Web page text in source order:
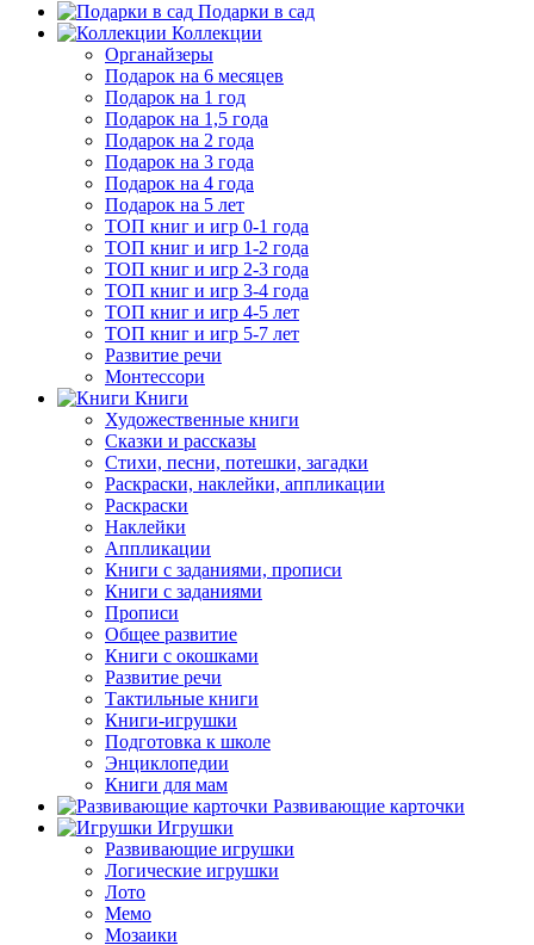
Подарки в сад
Коллекции
Органайзеры
Подарок на 6 месяцев
Подарок на 1 год
Подарок на 1,5 года
Подарок на 2 года
Подарок на 3 года
Подарок на 4 года
Подарок на 5 лет
ТОП книг и игр 0-1 года
ТОП книг и игр 1-2 года
ТОП книг и игр 2-3 года
ТОП книг и игр 3-4 года
ТОП книг и игр 4-5 лет
ТОП книг и игр 5-7 лет
Развитие речи
Монтессори
Книги
Художественные книги
Сказки и рассказы
Стихи, песни, потешки, загадки
Раскраски, наклейки, аппликации
Раскраски
Наклейки
Аппликации
Книги с заданиями, прописи
Книги с заданиями
Прописи
Общее развитие
Книги с окошками
Развитие речи
Тактильные книги
Книги-игрушки
Подготовка к школе
Энциклопедии
Книги для мам
Развивающие карточки
Игрушки
Развивающие игрушки
Логические игрушки
Лото
Мемо
Мозаики